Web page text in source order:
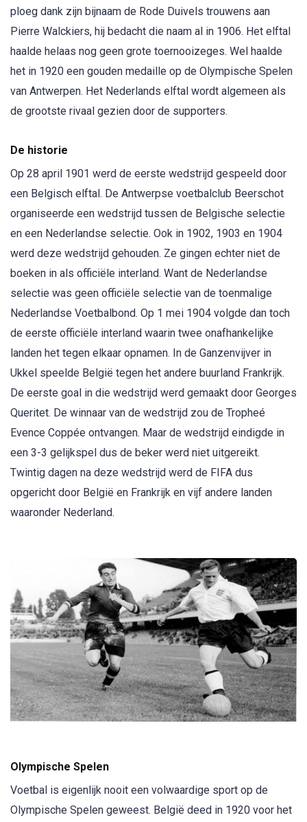
ploeg dank zijn bijnaam de Rode Duivels trouwens aan
Pierre Walckiers, hij bedacht die naam al in 1906. Het elftal
haalde helaas nog geen grote toernooizeges. Wel haalde
het in 1920 een gouden medaille op de Olympische Spelen
van Antwerpen. Het Nederlands elftal wordt algemeen als
de grootste rivaal gezien door de supporters.
De historie
Op 28 april 1901 werd de eerste wedstrijd gespeeld door
een Belgisch elftal. De Antwerpse voetbalclub Beerschot
organiseerde een wedstrijd tussen de Belgische selectie
en een Nederlandse selectie. Ook in 1902, 1903 en 1904
werd deze wedstrijd gehouden. Ze gingen echter niet de
boeken in als officiële interland. Want de Nederlandse
selectie was geen officiële selectie van de toenmalige
Nederlandse Voetbalbond. Op 1 mei 1904 volgde dan toch
de eerste officiële interland waarin twee onafhankelijke
landen het tegen elkaar opnamen. In de Ganzenvijver in
Ukkel speelde België tegen het andere buurland Frankrijk.
De eerste goal in die wedstrijd werd gemaakt door Georges
Queritet. De winnaar van de wedstrijd zou de Tropheé
Evence Coppée ontvangen. Maar de wedstrijd eindigde in
een 3-3 gelijkspel dus de beker werd niet uitgereikt.
Twintig dagen na deze wedstrijd werd de FIFA dus
opgericht door België en Frankrijk en vijf andere landen
waaronder Nederland.
Olympische Spelen
Voetbal is eigenlijk nooit een volwaardige sport op de
Olympische Spelen geweest. België deed in 1920 voor het